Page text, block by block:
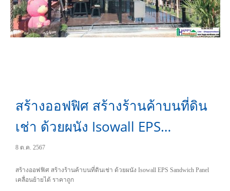
สร้างออฟฟิศ สร้างร้านค้าบนที่ดิน
เช่า ด้วยผนัง Isowall EPS
Sandwich Panel เคลื่อนย้ายได้
8 ต.ค. 2567
สร้างออฟฟิศ สร้างร้านค้าบนที่ดินเช่า ด้วยผนัง Isowall EPS Sandwich Panel
เคลื่อนย้ายได้ ราคาถูก